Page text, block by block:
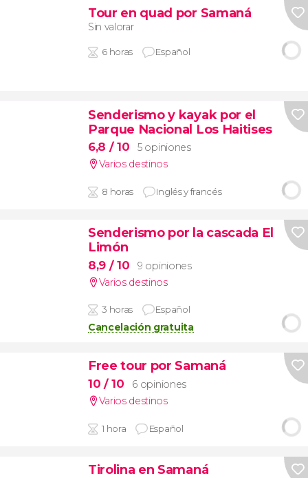
Tour en quad por Samaná
Sin valorar
6 horas Español
Senderismo y kayak por el
Parque Nacional Los Haitises
6,8 / 10
5 opiniones
Varios destinos
8 horas Inglés y francés
Senderismo por la cascada El
Limón
8,9 / 10
9 opiniones
Varios destinos
3 horas Español
Cancelación gratuita
Free tour por Samaná
10 / 10
6 opiniones
Varios destinos
1 hora Español
Tirolina en Samaná